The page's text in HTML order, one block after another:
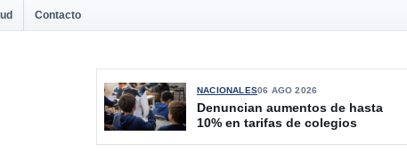
Contacto
NACIONALES06 AGO 2026
Denuncian aumentos de hasta
10% en tarifas de colegios